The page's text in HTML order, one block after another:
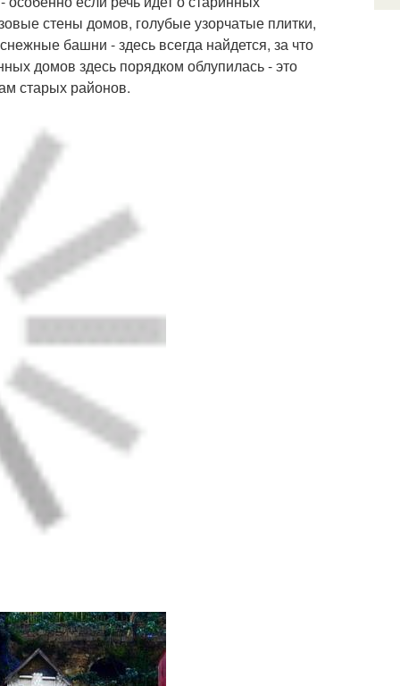
стены домов, голубые узорчатые плитки,
башни - здесь всегда найдется, за что
домов здесь порядком облупилась - это
старых районов.